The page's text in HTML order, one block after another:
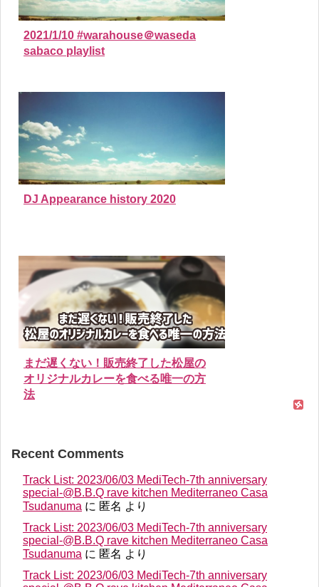
2021/1/10 #warahouse＠waseda
sabaco playlist
DJ Appearance history 2020
まだ遅くない！販売終了した松屋の
オリジナルカレーを食べる唯一の方
法
Recent Comments
Track List: 2023/06/03 MediTech-7th anniversary
special-@B.B.Q rave kitchen Mediterraneo Casa
Tsudanuma に 匿名 より
Track List: 2023/06/03 MediTech-7th anniversary
special-@B.B.Q rave kitchen Mediterraneo Casa
Tsudanuma に 匿名 より
Track List: 2023/06/03 MediTech-7th anniversary